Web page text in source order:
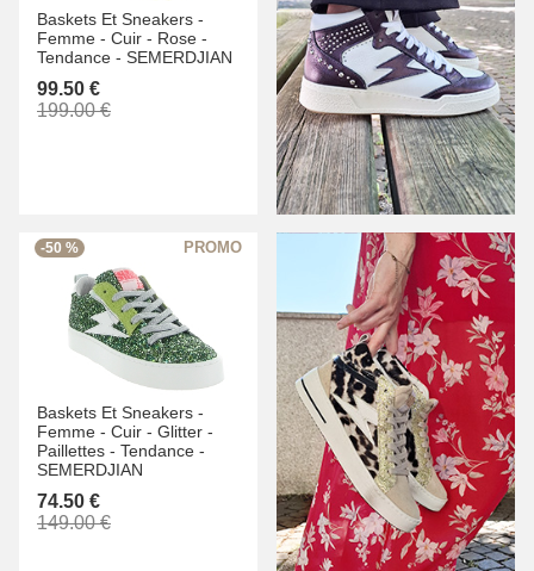
Baskets Et Sneakers -
Femme - Cuir - Rose -
Tendance - SEMERDJIAN
99.50 €
199.00 €
-50 %
Baskets Et Sneakers -
Femme - Cuir - Glitter -
Paillettes - Tendance -
SEMERDJIAN
74.50 €
149.00 €